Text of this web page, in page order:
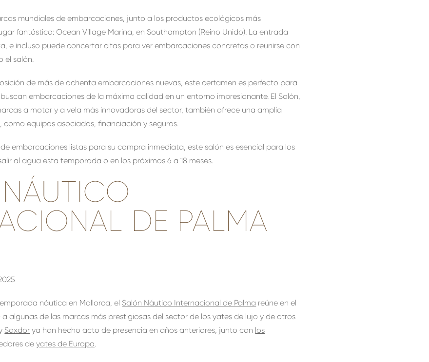
mundiales de embarcaciones, junto a los productos ecológicos más
fantástico: Ocean Village Marina, en Southampton (Reino Unido). La entrada
e incluso puede concertar citas para ver embarcaciones concretas o reunirse con
el salón.
de más de ochenta embarcaciones nuevas, este certamen es perfecto para
embarcaciones de la máxima calidad en un entorno impresionante. El Salón,
a motor y a vela más innovadoras del sector, también ofrece una amplia
como equipos asociados, financiación y seguros.
embarcaciones listas para su compra inmediata, este salón es esencial para los
al agua esta temporada o en los próximos 6 a 18 meses.
DE PALMA
náutica en Mallorca, el Salón Náutico Internacional de Palma reúne en el
a algunas de las marcas más prestigiosas del sector de los yates de lujo y de otros
Saxdor ya han hecho acto de presencia en años anteriores, junto con los
deyates de Europa.